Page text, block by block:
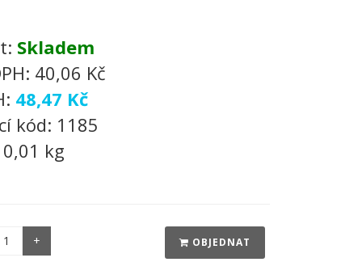
Skladem
40,06 Kč
48,47 Kč
kód: 1185
0,01 kg
OBJEDNAT